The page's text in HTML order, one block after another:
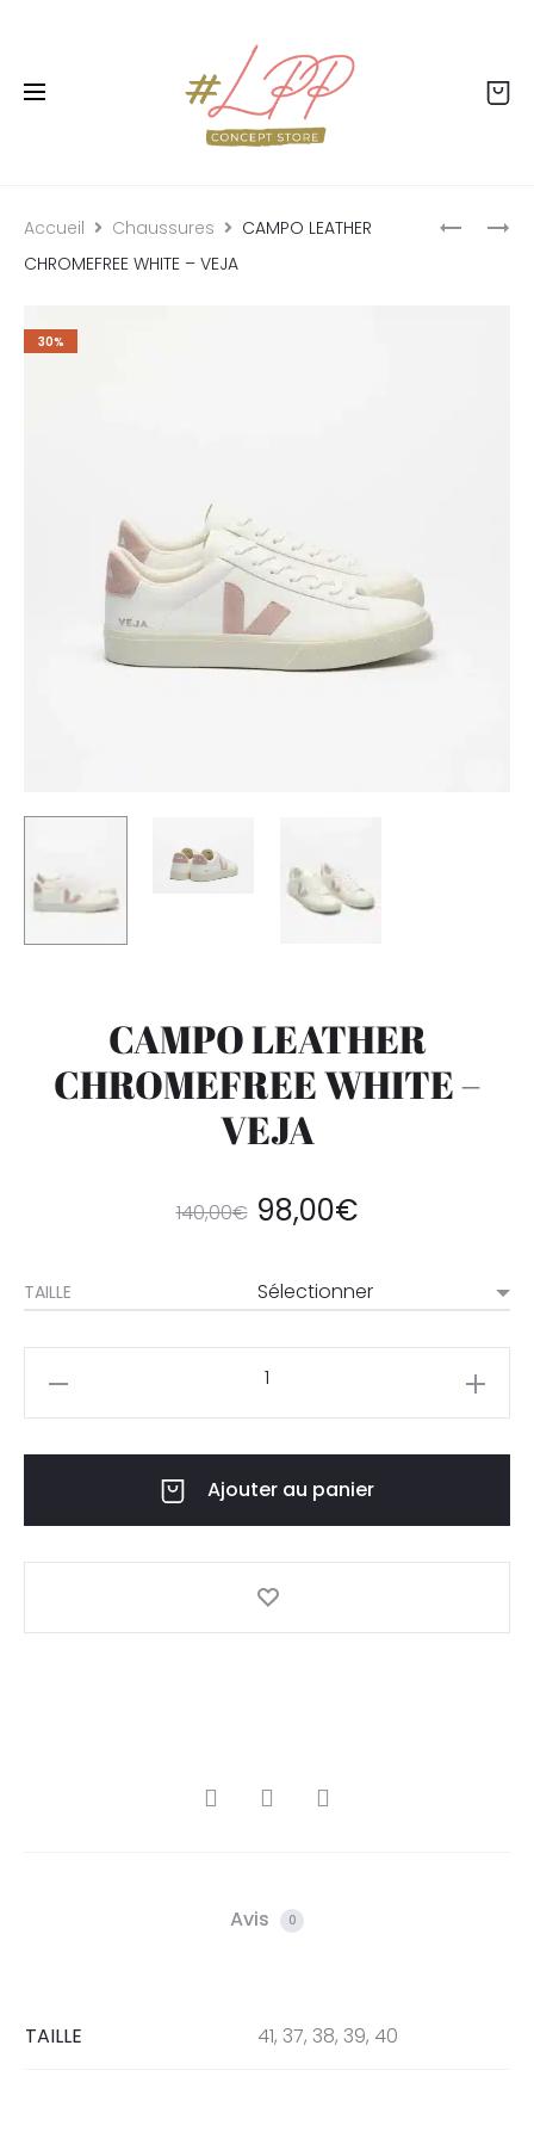
& collect gratuit
Accueil Chaussures
CAMPO LEATHER
CHROMEFREE WHITE – VEJA
30%
CAMPO LEATHER
CHROMEFREE WHITE –
VEJA
140,00€ 98,00€
TAILLE
Ajouter au panier
Avis 0
TAILLE 41, 37, 38, 39, 40